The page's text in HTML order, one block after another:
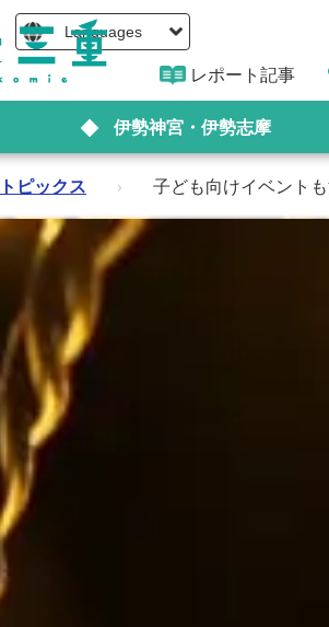
Languages
レポート記事
伊勢神宮・伊勢志摩
トピックス › 子ども向けイベント